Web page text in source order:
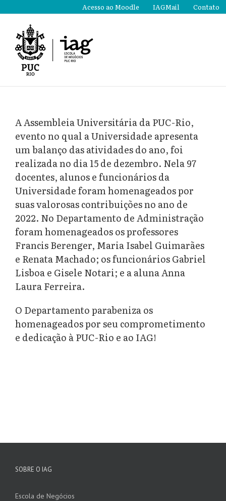
conteúdo
Acesso ao Moodle IAGMail Contato
A Assembleia Universitária da PUC-Rio,
evento no qual a Universidade apresenta
um balanço das atividades do ano, foi
realizada no dia 15 de dezembro. Nela 97
docentes, alunos e funcionários da
Universidade foram homenageados por
suas valorosas contribuições no ano de
2022. No Departamento de Administração
foram homenageados os professores
Francis Berenger, Maria Isabel Guimarães
e Renata Machado; os funcionários Gabriel
Lisboa e Gisele Notari; e a aluna Anna
Laura Ferreira.
O Departamento parabeniza os
homenageados por seu comprometimento
e dedicação à PUC-Rio e ao IAG!
SOBRE O IAG
Escola de Negócios